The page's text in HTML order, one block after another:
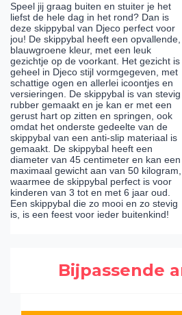
Speel jij graag buiten en stuiter je het
liefst de hele dag in het rond? Dan is
deze skippybal van Djeco perfect voor
jou! De skippybal heeft een opvallende,
blauwgroene kleur, met een leuk
gezichtje op de voorkant. Het gezicht is
geheel in Djeco stijl vormgegeven, met
schattige ogen en allerlei icoontjes en
versieringen. De skippybal is van stevig
rubber gemaakt en je kan er met een
gerust hart op zitten en springen, ook
omdat het onderste gedeelte van de
skippybal van een anti-slip materiaal is
gemaakt. De skippybal heeft een
diameter van 45 centimeter en kan een
maximaal gewicht aan van 50 kilogram,
waarmee de skippybal perfect is voor
kinderen van 3 tot en met 6 jaar oud.
Een skippybal die zo mooi en zo stevig
is, is een feest voor ieder buitenkind!
Bijpassende